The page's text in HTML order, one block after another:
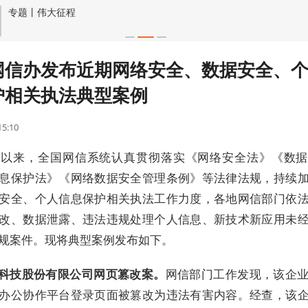
专题丨伟大征程
办发布近期网络安全、数据安全、
关执法典型案例
来，全国网信系统认真贯彻落实《网络安全法》《数
保护法》《网络数据安全管理条例》等法律法规，持续
全、个人信息保护相关执法工作力度，各地网信部门依
、数据泄露、违法违规处理个人信息、新技术新应用未
案件。现将典型案例发布如下。
技股份有限公司网页篡改案。 网信部门工作发现，该企
公协作平台登录页面被篡改为违法有害内容。经查，该